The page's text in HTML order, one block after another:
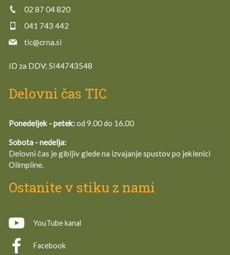
02 87 04 820
041 743 442
tic@crna.si
ID za DDV: SI44743548
Delovni čas TIC
Ponedeljek - petek:od 9.00 do 16.00
Sobota - nedelja:
Delovni čas je gibljiv glede na izvajanje spustov po jeklenici
Olimpline.
Ostanite v stiku z nami
YouTube kanal
Facebook